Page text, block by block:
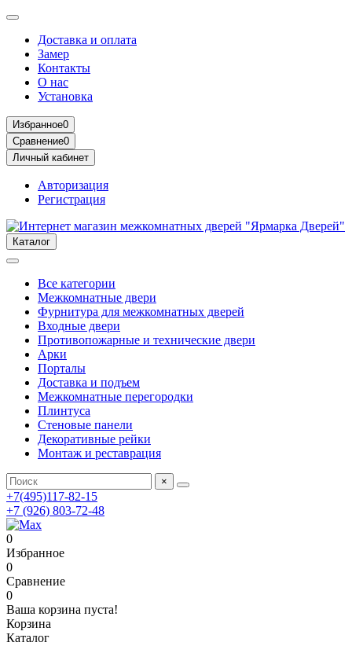
Доставка и оплата
Замер
Контакты
О нас
Установка
Избранное0
Сравнение0
Личный кабинет
Авторизация
Регистрация
Каталог
Все категории
Межкомнатные двери
Фурнитура для межкомнатных дверей
Входные двери
Противопожарные и технические двери
Арки
Порталы
Доставка и подъем
Межкомнатные перегородки
Плинтуса
Стеновые панели
Декоративные рейки
Монтаж и реставрация
×
+7(495)117-82-15
+7 (926) 803-72-48
0
Избранное
0
Сравнение
0
Ваша корзина пуста!
Корзина
Каталог